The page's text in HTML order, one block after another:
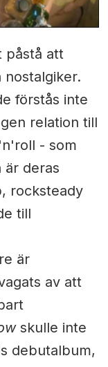
påstå att
nostalgiker.
förstås inte
relation till
- som
är deras
rocksteady
till
är
av att
skulle inte
debutalbum,